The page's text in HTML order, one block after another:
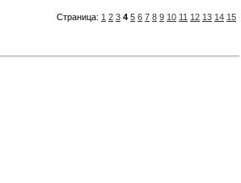
Страница: 1 2 3 4 5 6 7 8 9 10 11 12 13 14 15